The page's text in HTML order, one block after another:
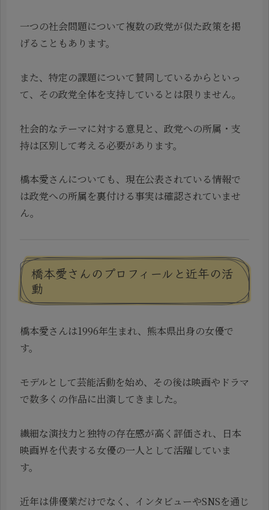
一つの社会問題について複数の政党が似た政策を掲
げることもあります。
また、特定の課題について賛同しているからといっ
て、その政党全体を支持しているとは限りません。
社会的なテーマに対する意見と、政党への所属・支
持は区別して考える必要があります。
橋本愛さんについても、現在公表されている情報で
は政党への所属を裏付ける事実は確認されていませ
ん。
橋本愛さんのプロフィールと近年の活
動
橋本愛さんは1996年生まれ、熊本県出身の女優で
す。
モデルとして芸能活動を始め、その後は映画やドラマ
で数多くの作品に出演してきました。
繊細な演技力と独特の存在感が高く評価され、日本
映画界を代表する女優の一人として活躍していま
す。
近年は俳優業だけでなく、インタビューやSNSを通じ